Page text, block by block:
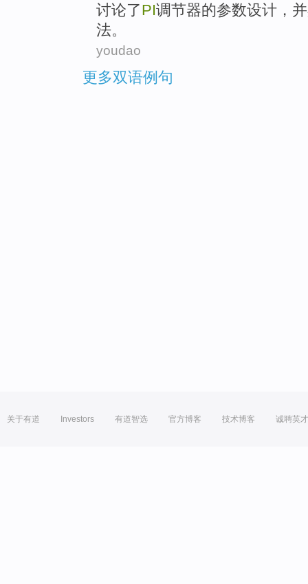
讨论了PI调节器的参数设计 ， 并
法。
youdao
更多双语例句
关于有道 Investors 有道智选 官方博客 技术博客 诚聘英才